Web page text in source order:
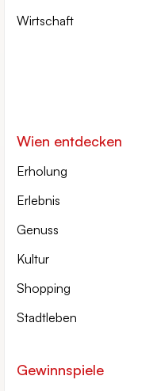
Wirtschaft
Wien entdecken
Erholung
Erlebnis
Genuss
Kultur
Shopping
Stadtleben
Gewinnspiele